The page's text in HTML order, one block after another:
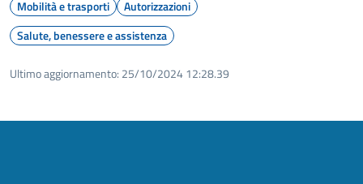
Mobilità e trasporti
Autorizzazioni
Salute, benessere e assistenza
Ultimo aggiornamento: 25/10/2024 12:28.39